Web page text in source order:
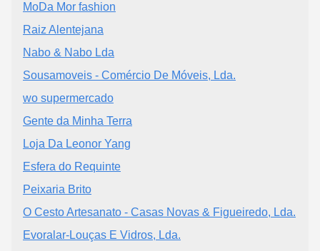
MoDa Mor fashion
Raiz Alentejana
Nabo & Nabo Lda
Sousamoveis - Comércio De Móveis, Lda.
wo supermercado
Gente da Minha Terra
Loja Da Leonor Yang
Esfera do Requinte
Peixaria Brito
O Cesto Artesanato - Casas Novas & Figueiredo, Lda.
Evoralar-Louças E Vidros, Lda.